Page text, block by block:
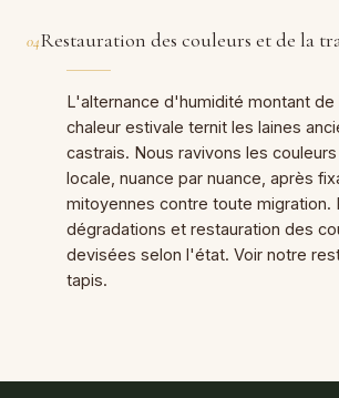
04Restauration des couleurs et de la
L'alternance d'humidité montant
chaleur estivale ternit les laines
castrais. Nous ravivons les
locale, nuance par nuance, après
mitoyennes contre toute migration.
dégradations et restauration des
devisées selon l'état. Voir notre
tapis.